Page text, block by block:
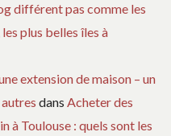
différent pas comme les
plus belles îles à
extension de maison – un
dans Acheter des
à Toulouse : quels sont les